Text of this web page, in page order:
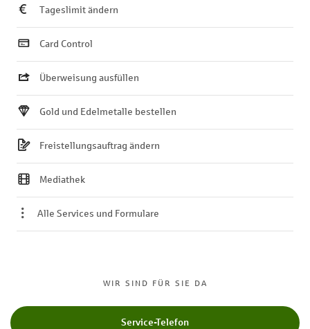
WIR SIND FÜR SIE DA
Service-Telefon
Tageslimit ändern
Card Control
Überweisung ausfüllen
Gold und Edelmetalle bestellen
Freistellungsauftrag ändern
Mediathek
Alle Services und Formulare